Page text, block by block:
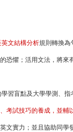
英文結構分析規則轉換為
恐懼；活用文法，將來
習盲點及大學學測、
考試技巧的養成，並輔
文實力；並且協助同學